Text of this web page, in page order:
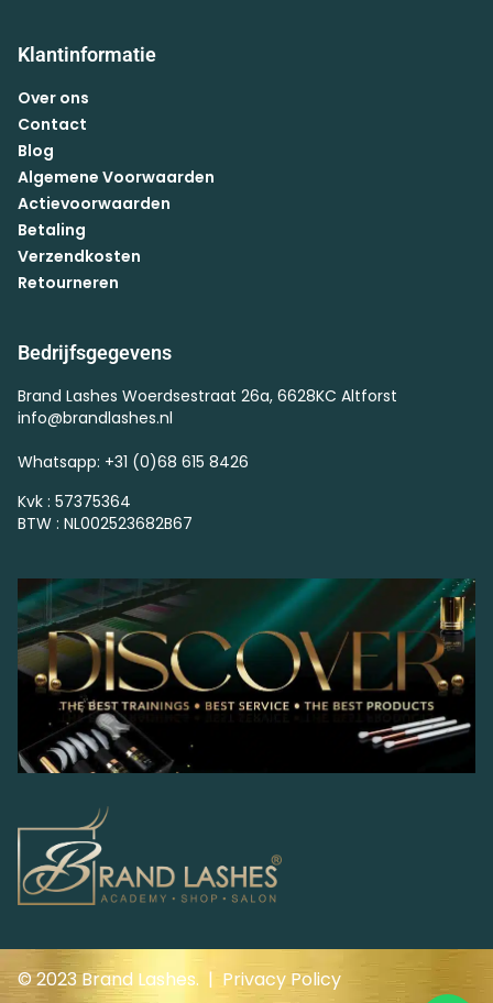
Klantinformatie
Over ons
Contact
Blog
Algemene Voorwaarden
Actievoorwaarden
Betaling
Verzendkosten
Retourneren
Bedrijfsgegevens
Brand Lashes Woerdsestraat 26a, 6628KC Altforst
info@brandlashes.nl
Whatsapp: +31 (0)68 615 8426
Kvk : 57375364
BTW : NL002523682B67
© 2023 Brand Lashes. | Privacy Policy